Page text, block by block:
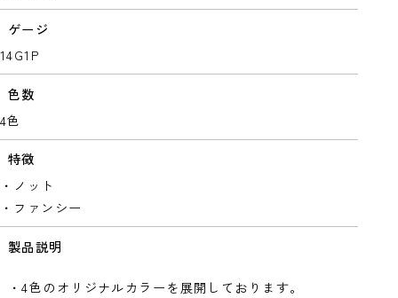
ゲージ
14G1P
色数
4色
特徴
・ノット
・ファンシー
製品説明
・4色のオリジナルカラーを展開しております。